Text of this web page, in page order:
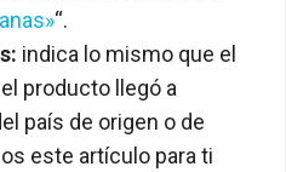
“.
indica lo mismo que el
producto llegó a
país de origen o de
este artículo para ti